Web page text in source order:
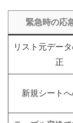
緊急時の応
リスト元デー
正
新規シート